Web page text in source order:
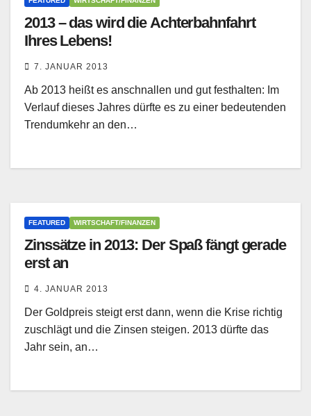
2013 – das wird die Achterbahnfahrt
Ihres Lebens!
7. JANUAR 2013
Ab 2013 heißt es anschnallen und gut festhalten: Im
Verlauf dieses Jahres dürfte es zu einer bedeutenden
Trendumkehr an den…
FEATURED WIRTSCHAFT/FINANZEN
Zinssätze in 2013: Der Spaß fängt gerade
erst an
4. JANUAR 2013
Der Goldpreis steigt erst dann, wenn die Krise richtig
zuschlägt und die Zinsen steigen. 2013 dürfte das
Jahr sein, an…